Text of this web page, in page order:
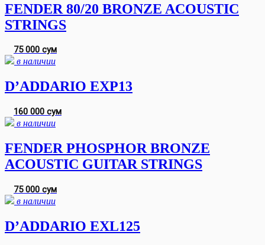
FENDER 80/20 BRONZE ACOUSTIC
STRINGS
75 000 сум
в наличии
D’ADDARIO EXP13
160 000 сум
в наличии
FENDER PHOSPHOR BRONZE
ACOUSTIC GUITAR STRINGS
75 000 сум
в наличии
D’ADDARIO EXL125